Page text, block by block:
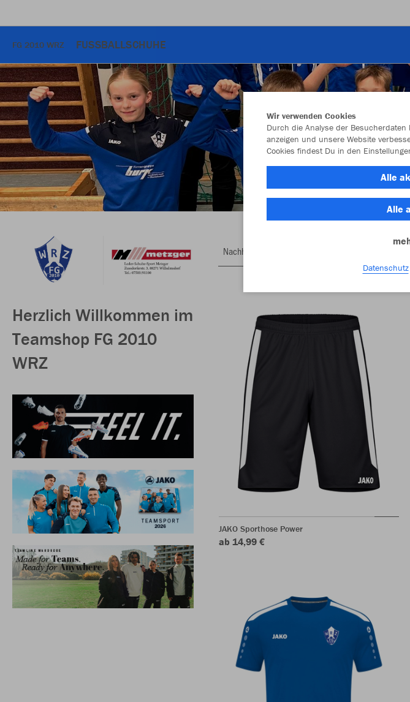
FG 2010 WRZ FUSSBALLSCHUHE
Herzlich Willkommen im
Teamshop FG 2010
WRZ
Nachhaltig
JAKO Sporthose Power
ab 14,99 €
Wir verwenden Cookies
Durch die Analyse der
anzeigen und unsere Website
Cookies findest Du in den
Alle
Alle
Datenschutz